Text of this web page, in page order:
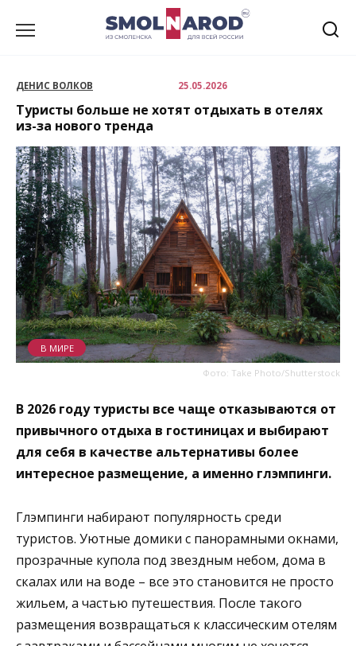
ДЕНИС ВОЛКОВ 25.05.2026
Туристы больше не хотят отдыхать в отелях
из-за нового тренда
Фото: Take Photo/Shutterstock
В МИРЕ
В 2026 году туристы все чаще отказываются от
привычного отдыха в гостиницах и выбирают
для себя в качестве альтернативы более
интересное размещение, а именно глэмпинги.
Глэмпинги набирают популярность среди
туристов. Уютные домики с панорамными окнами,
прозрачные купола под звездным небом, дома в
скалах или на воде – все это становится не просто
жильем, а частью путешествия. После такого
размещения возвращаться к классическим отелям